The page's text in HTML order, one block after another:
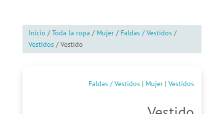
Inicio /Toda la ropa / Mujer/ Faldas / Vestidos/
Vestidos/ Vestido
Faldas / Vestidos | Mujer |Vestidos